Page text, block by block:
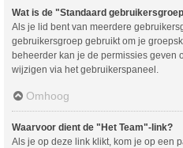
Wat is de "Standaard
Als je lid bent van meerdere
gebruikersgroep gebruikt om je
beheerder kan je de permissies geven
wijzigen via het gebruikerspaneel.
Omhoog
Waarvoor dient de "Het Team"-link?
Als je op deze link klikt, kom je op een